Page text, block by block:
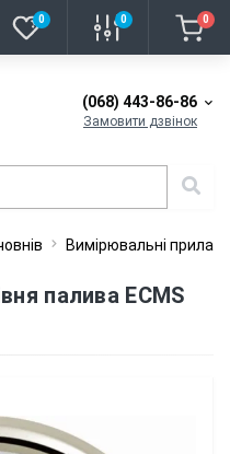
0 0 0
(068) 443-86-86
Замовити дзвінок
Вимірювальні
палива ECMS